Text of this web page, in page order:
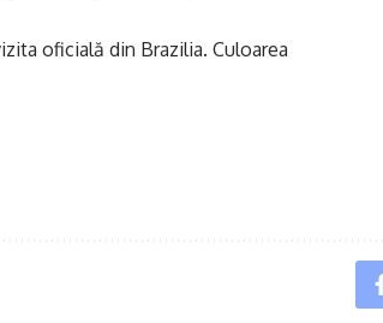
oficială din Brazilia. Culoarea